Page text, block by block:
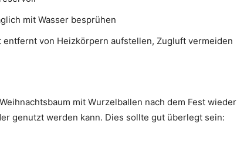
mit Wasser besprühen
entfernt von Heizkörpern aufstellen, Zugluft vermeiden
mit Wurzelballen nach dem Fest wieder
genutzt werden kann. Dies sollte gut überlegt sein: